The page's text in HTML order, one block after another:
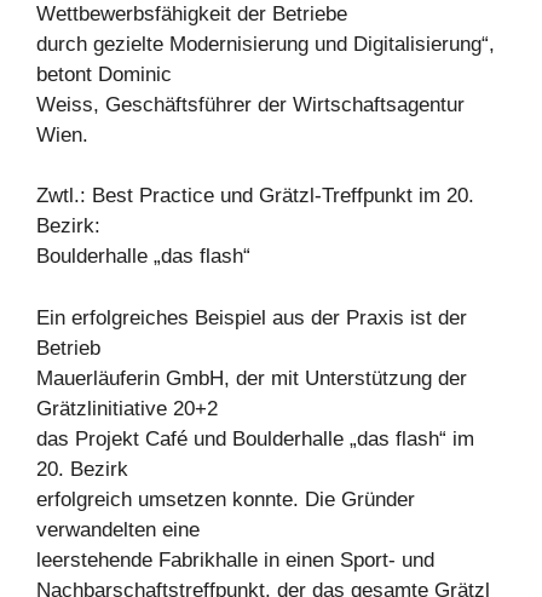
Wettbewerbsfähigkeit der Betriebe
durch gezielte Modernisierung und Digitalisierung“,
betont Dominic
Weiss, Geschäftsführer der Wirtschaftsagentur
Wien.
Zwtl.: Best Practice und Grätzl-Treffpunkt im 20.
Bezirk:
Boulderhalle „das flash“
Ein erfolgreiches Beispiel aus der Praxis ist der
Betrieb
Mauerläuferin GmbH, der mit Unterstützung der
Grätzlinitiative 20+2
das Projekt Café und Boulderhalle „das flash“ im
20. Bezirk
erfolgreich umsetzen konnte. Die Gründer
verwandelten eine
leerstehende Fabrikhalle in einen Sport- und
Nachbarschaftstreffpunkt, der das gesamte Grätzl